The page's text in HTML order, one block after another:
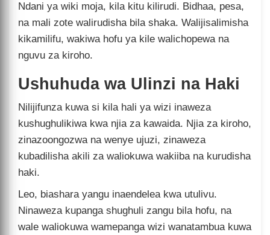
Ndani ya wiki moja, kila kitu kilirudi. Bidhaa, pesa,
na mali zote walirudisha bila shaka. Walijisalimisha
kikamilifu, wakiwa hofu ya kile walichopewa na
nguvu za kiroho.
Ushuhuda wa Ulinzi na Haki
Nilijifunza kuwa si kila hali ya wizi inaweza
kushughulikiwa kwa njia za kawaida. Njia za kiroho,
zinazoongozwa na wenye ujuzi, zinaweza
kubadilisha akili za waliokuwa wakiiba na kurudisha
haki.
Leo, biashara yangu inaendelea kwa utulivu.
Ninaweza kupanga shughuli zangu bila hofu, na
wale waliokuwa wamepanga wizi wanatambua kuwa